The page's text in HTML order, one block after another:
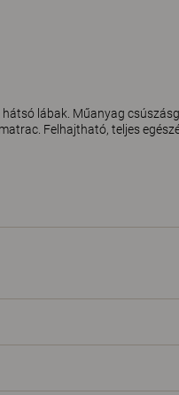
lábak. Műanyag
Felhajtható, teljes